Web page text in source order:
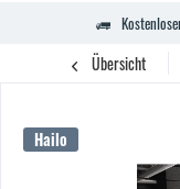
Übersicht
Hailo